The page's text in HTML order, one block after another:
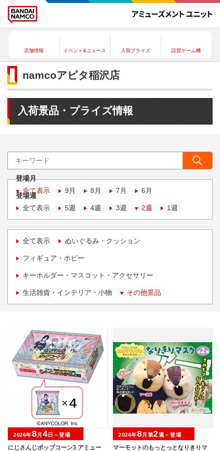
店舗情報 イベント&ニュース 入荷プライズ 設置ゲーム機
namcoアピタ稲沢店
入荷景品・プライズ情報
登場月
全て表示
9月 8月 7月 6月
登場週
全て表示
5週 4週 3週 2週 1週
全て表示 ぬいぐるみ・クッション
フィギュア・ホビー
キーホルダー・マスコット・アクセサリー
生活雑貨・インテリア・小物 その他景品
にじさんじポップコーン3 アミュー
2026年8月 4日～登場
マーモットのもっとっとなりきりマ
2026年8月第2週～登場